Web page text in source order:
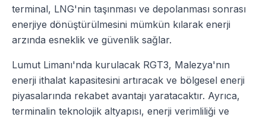
terminal, LNG'nin taşınması ve depolanması sonrası
enerjiye dönüştürülmesini mümkün kılarak enerji
arzında esneklik ve güvenlik sağlar.
Lumut Limanı'nda kurulacak RGT3, Malezya'nın
enerji ithalat kapasitesini artıracak ve bölgesel enerji
piyasalarında rekabet avantajı yaratacaktır. Ayrıca,
terminalin teknolojik altyapısı, enerji verimliliği ve